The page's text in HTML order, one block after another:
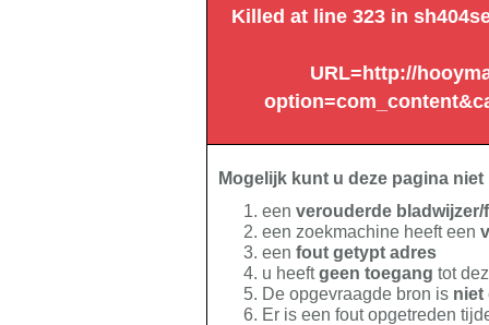
Killed at line 323 in
URL=http://
Mogelijk kunt u deze pagina
een verouderde bladwijzer/
een zoekmachine heeft een
een fout getypt adres
u heeftgeen toegang tot
De opgevraagde bron is niet
Er is een fout opgetreden